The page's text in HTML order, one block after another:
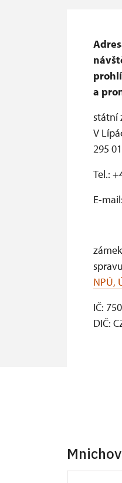
a
státní
V
295
Tel.:
E-mail:
NPÚ,
IČ:
DIČ: